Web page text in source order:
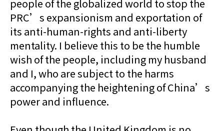
people of the globalized world to stop the
PRC’s expansionism and exportation of
its anti-human-rights and anti-liberty
mentality. I believe this to be the humble
wish of the people, including my husband
and I, who are subject to the harms
accompanying the heightening of China’s
power and influence.